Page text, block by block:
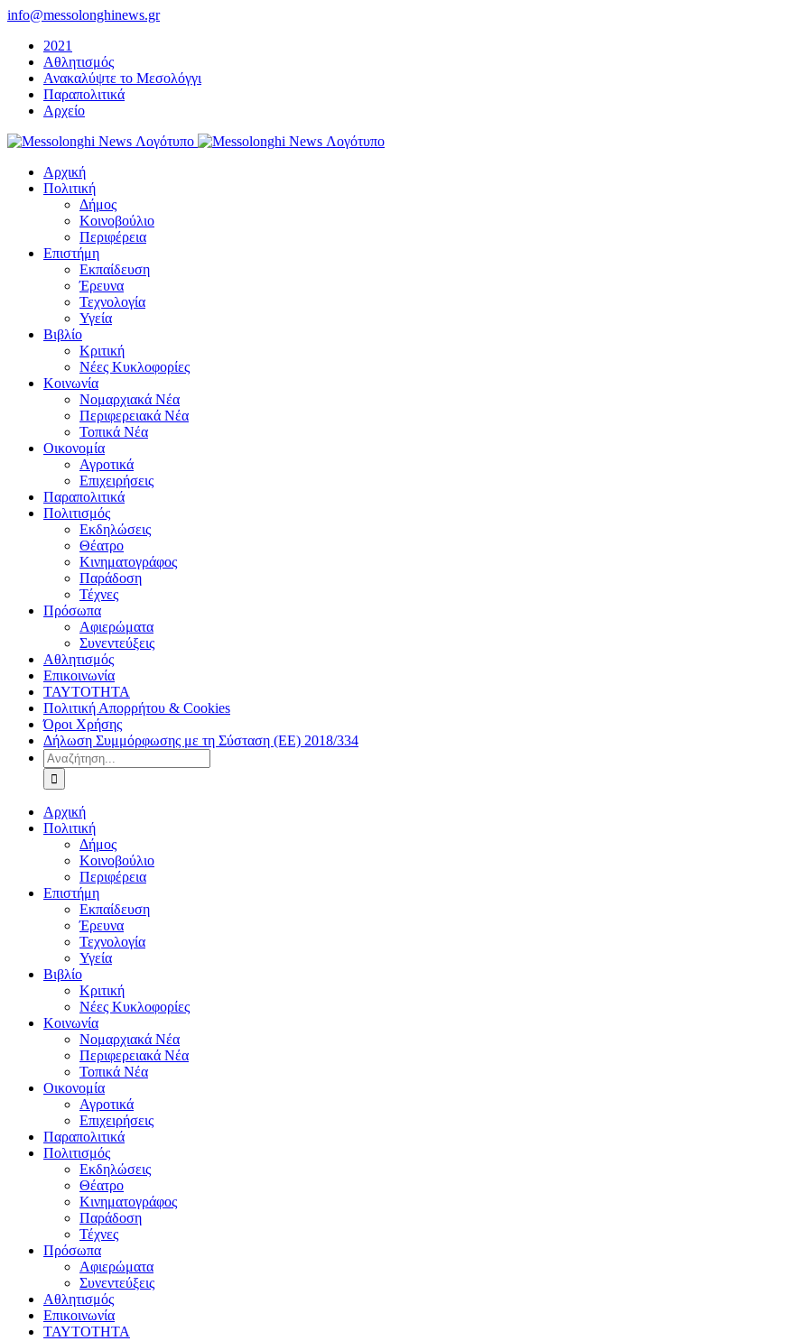
Μετάβαση
περιεχόμενο
info@messolonghinews.gr
2021
Αθλητισμός
Ανακαλύψτε το Μεσολόγγι
Παραπολιτικά
Αρχείο
Αρχική
Πολιτική
Δήμος
Κοινοβούλιο
Περιφέρεια
Επιστήμη
Εκπαίδευση
Έρευνα
Τεχνολογία
Υγεία
Βιβλίο
Κριτική
Νέες Κυκλοφορίες
Κοινωνία
Νομαρχιακά Νέα
Περιφερειακά Νέα
Τοπικά Νέα
Οικονομία
Αγροτικά
Επιχειρήσεις
Παραπολιτικά
Πολιτισμός
Εκδηλώσεις
Θέατρο
Κινηματογράφος
Παράδοση
Τέχνες
Πρόσωπα
Αφιερώματα
Συνεντεύξεις
Αθλητισμός
Επικοινωνία
ΤΑΥΤΟΤΗΤΑ
Πολιτική Απορρήτου & Cookies
Όροι Χρήσης
Δήλωση Συμμόρφωσης με τη Σύσταση (ΕΕ) 2018/334
Αναζήτηση
για:
Αρχική
Πολιτική
Δήμος
Κοινοβούλιο
Περιφέρεια
Επιστήμη
Εκπαίδευση
Έρευνα
Τεχνολογία
Υγεία
Βιβλίο
Κριτική
Νέες Κυκλοφορίες
Κοινωνία
Νομαρχιακά Νέα
Περιφερειακά Νέα
Τοπικά Νέα
Οικονομία
Αγροτικά
Επιχειρήσεις
Παραπολιτικά
Πολιτισμός
Εκδηλώσεις
Θέατρο
Κινηματογράφος
Παράδοση
Τέχνες
Πρόσωπα
Αφιερώματα
Συνεντεύξεις
Αθλητισμός
Επικοινωνία
ΤΑΥΤΟΤΗΤΑ